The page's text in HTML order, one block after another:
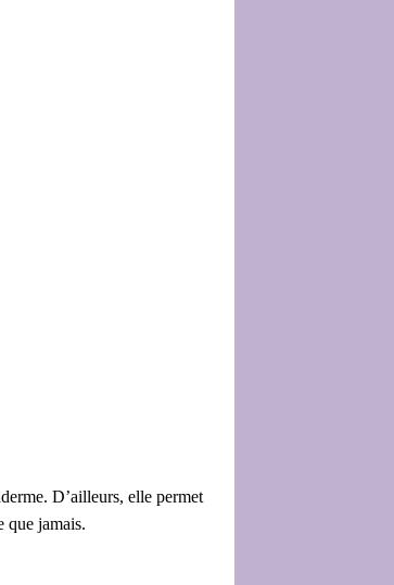
D’ailleurs, elle permet
que jamais.